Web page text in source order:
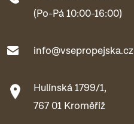
(Po-Pá 10:00-16:00)
info@vsepropejska.cz
Hulínská 1799/1,
767 01 Kroměříž